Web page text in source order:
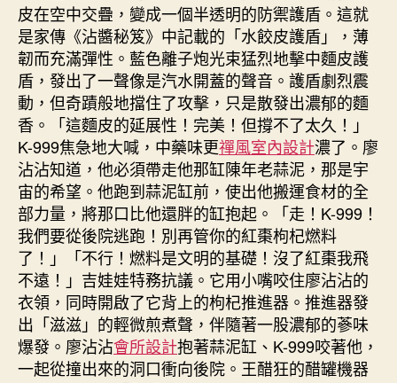
皮在空中交疊，變成一個半透明的防禦護盾。這就
是家傳《沾醬秘笈》中記載的「水餃皮護盾」，薄
韌而充滿彈性。藍色離子炮光束猛烈地擊中麵皮護
盾，發出了一聲像是汽水開蓋的聲音。護盾劇烈震
動，但奇蹟般地擋住了攻擊，只是散發出濃郁的麵
香。「這麵皮的延展性！完美！但撐不了太久！」
K-999焦急地大喊，中藥味更禪風室內設計濃了。廖
沾沾知道，他必須帶走他那缸陳年老蒜泥，那是宇
宙的希望。他跑到蒜泥缸前，使出他搬運食材的全
部力量，將那口比他還胖的缸抱起。「走！K-999！
我們要從後院逃跑！別再管你的紅棗枸杞燃料
了！」「不行！燃料是文明的基礎！沒了紅棗我飛
不遠！」吉娃娃特務抗議。它用小嘴咬住廖沾沾的
衣領，同時開啟了它背上的枸杞推進器。推進器發
出「滋滋」的輕微煎煮聲，伴隨著一股濃郁的蔘味
爆發。廖沾沾會所設計抱著蒜泥缸、K-999咬著他，
一起從撞出來的洞口衝向後院。王醋狂的醋罐機器